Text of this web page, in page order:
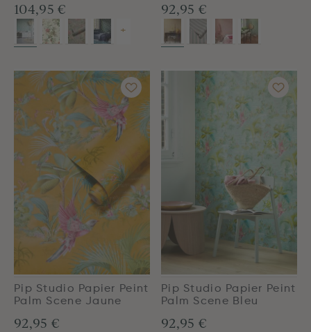
104,95 €
+
92,95 €
Pip Studio Papier Peint
Palm Scene Jaune
92,95 €
Pip Studio Papier Peint
Palm Scene Bleu
92,95 €